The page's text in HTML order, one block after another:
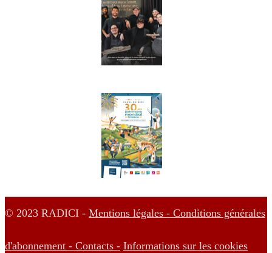
© 2023 RADICI - Mentions légales - Conditions générales
d'abonnement - Contacts - Informations sur les cookies